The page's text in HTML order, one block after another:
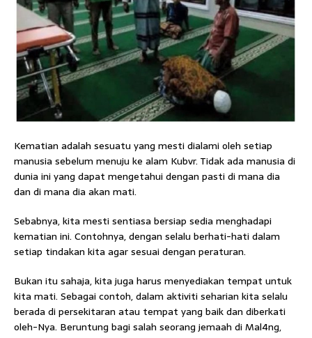
Kematian adalah sesuatu yang mesti dialami oleh setiap
manusia sebelum menuju ke alam Kubvr. Tidak ada manusia di
dunia ini yang dapat mengetahui dengan pasti di mana dia
dan di mana dia akan mati.
Sebabnya, kita mesti sentiasa bersiap sedia menghadapi
kematian ini. Contohnya, dengan selalu berhati-hati dalam
setiap tindakan kita agar sesuai dengan peraturan.
Bukan itu sahaja, kita juga harus menyediakan tempat untuk
kita mati. Sebagai contoh, dalam aktiviti seharian kita selalu
berada di persekitaran atau tempat yang baik dan diberkati
oleh-Nya. Beruntung bagi salah seorang jemaah di Mal4ng,